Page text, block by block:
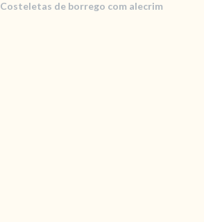
Costeletas de borrego com alecrim